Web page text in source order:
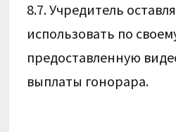
8.7. Учредитель
использовать по
предоставленную
выплаты гонорара.